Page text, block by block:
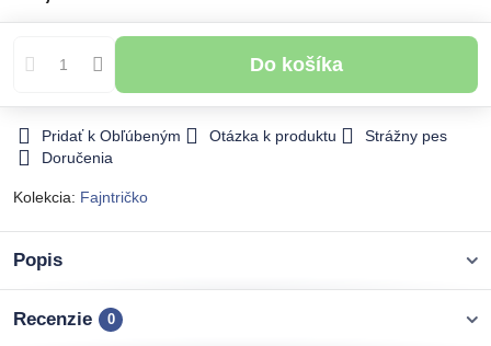
Do košíka
Pridať k Obľúbeným Otázka k produktu
Strážny pes
Doručenia
Kolekcia: Fajntričko
Popis
Recenzie 0